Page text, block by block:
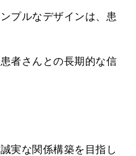
プルなデザインは、患
者さんとの長期的な信
実な関係構築を目指し